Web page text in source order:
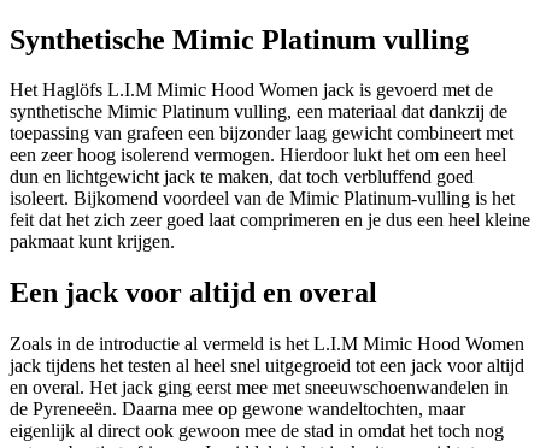
Synthetische Mimic Platinum vulling
Het Haglöfs L.I.M Mimic Hood Women jack is gevoerd met de
synthetische Mimic Platinum vulling, een materiaal dat dankzij de
toepassing van grafeen een bijzonder laag gewicht combineert met
een zeer hoog isolerend vermogen. Hierdoor lukt het om een heel
dun en lichtgewicht jack te maken, dat toch verbluffend goed
isoleert. Bijkomend voordeel van de Mimic Platinum-vulling is het
feit dat het zich zeer goed laat comprimeren en je dus een heel kleine
pakmaat kunt krijgen.
Een jack voor altijd en overal
Zoals in de introductie al vermeld is het L.I.M Mimic Hood Women
jack tijdens het testen al heel snel uitgegroeid tot een jack voor altijd
en overal. Het jack ging eerst mee met sneeuwschoenwandelen in
de Pyreneeën. Daarna mee op gewone wandeltochten, maar
eigenlijk al direct ook gewoon mee de stad in omdat het toch nog